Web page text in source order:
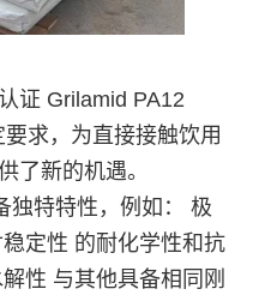
证 Grilamid PA12
求，为直接接触饮用
了新的机遇。
独特特性，例如： 极
定性 的耐化学性和抗
性 与其他具备相同刚